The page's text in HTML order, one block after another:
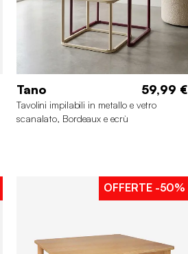
Tano 59,99 €
Tavolini impilabili in metallo e vetro
scanalato, Bordeaux e ecrù
OFFERTE-50%